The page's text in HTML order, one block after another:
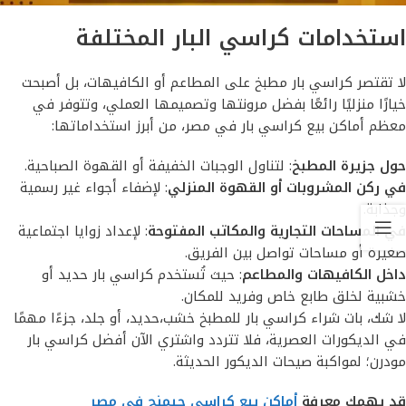
استخدامات كراسي البار المختلفة
لا تقتصر كراسي بار مطبخ على المطاعم أو الكافيهات، بل أصبحت
خيارًا منزليًا رائعًا بفضل مرونتها وتصميمها العملي، وتتوفر في
معظم أماكن بيع كراسي بار في مصر، من أبرز استخداماتها:
حول جزيرة المطبخ: لتناول الوجبات الخفيفة أو القهوة الصباحية.
في ركن المشروبات أو القهوة المنزلي: لإضفاء أجواء غير رسمية
وجذابة.
في المساحات التجارية والمكاتب المفتوحة: لإعداد زوايا اجتماعية
صغيرة أو مساحات تواصل بين الفريق.
داخل الكافيهات والمطاعم: حيث تُستخدم كراسي بار حديد أو
خشبية لخلق طابع خاص وفريد للمكان.
لا شك، بات شراء كراسي بار للمطبخ خشب،حديد، أو جلد، جزءًا مهمًا
في الديكورات العصرية، فلا تتردد واشتري الآن أفضل كراسي بار
مودرن؛ لمواكبة صيحات الديكور الحديثة.